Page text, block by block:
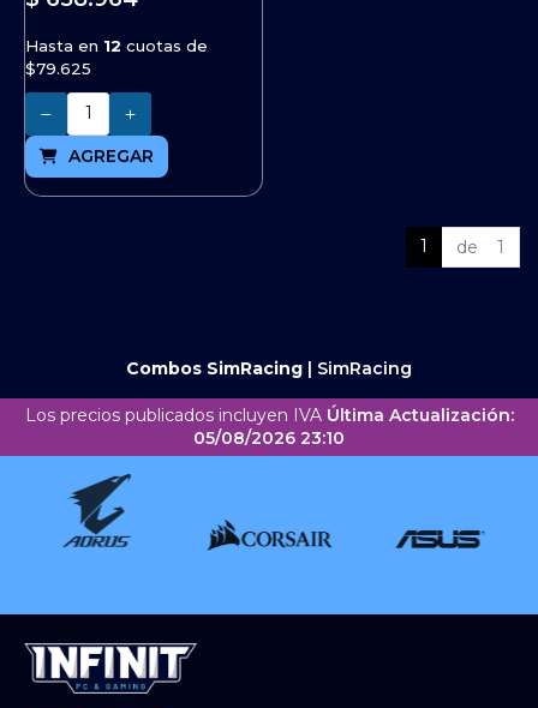
Hasta en 12 cuotas de
$79.625
Cantidad
AGREGAR
1 de 1
Combos SimRacing | SimRacing
Los precios publicados incluyen IVA Última Actualización:
05/08/2026 23:10